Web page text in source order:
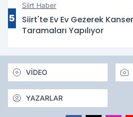
5
Siirt Haber
Siirt'te Ev Ev Gezerek Kanser
Taramaları Yapılıyor
VİDEO
YAZARLAR